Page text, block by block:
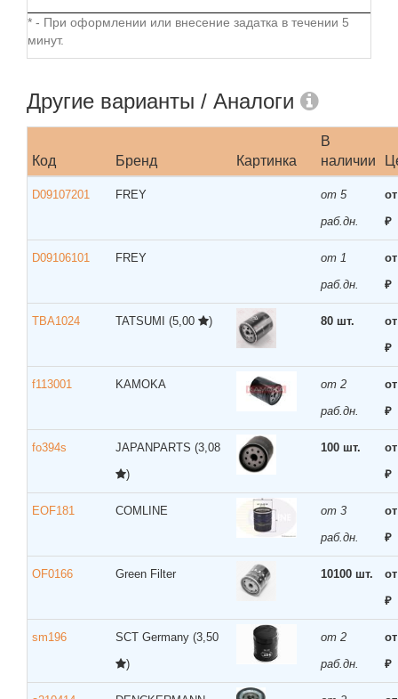
* - При оформлении или внесение задатка в течении 5
минут.
Другие варианты / Аналоги
Код Бренд Картинка
В
наличии
D09107201 FREY
от 5
раб.дн.
₽
D09106101 FREY
от 1
раб.дн.
₽
TBA1024 TATSUMI (5,00 ) 80 шт.
₽
f113001 KAMOKA
от 2
раб.дн.
₽
fo394s JAPANPARTS (3,08
)
100 шт.
₽
EOF181 COMLINE
от 3
раб.дн.
₽
OF0166 Green Filter 10100 шт.
₽
sm196 SCT Germany (3,50
)
от 2
раб.дн.
₽